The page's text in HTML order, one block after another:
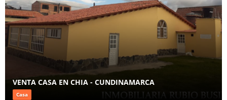
VENTA CASA EN CHIA - CUNDINAMARCA
Casa